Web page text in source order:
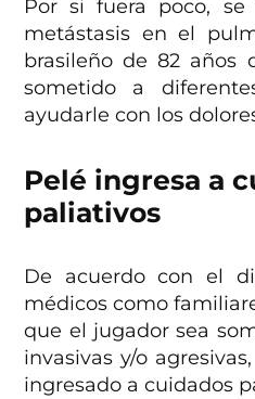
Por si fuera poco,
metástasis en el
brasileño de 82 años
sometido a
ayudarle con los
Pelé ingresa a
paliativos
De acuerdo con el
médicos como
que el jugador sea
invasivas y/o
ingresado a cuidados